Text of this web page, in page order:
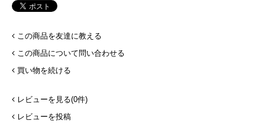
この商品を友達に教える
この商品について問い合わせる
買い物を続ける
レビューを見る(0件)
レビューを投稿